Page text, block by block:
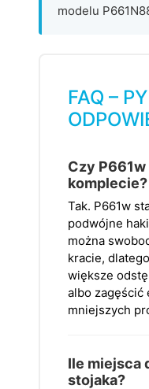
modelu
FAQ –
Czy P661w
komplecie?
Tak. P661w
podwójne
można
kracie,
większe
albo zagęścić
mniejszych
Ile miejsca
stojaka?